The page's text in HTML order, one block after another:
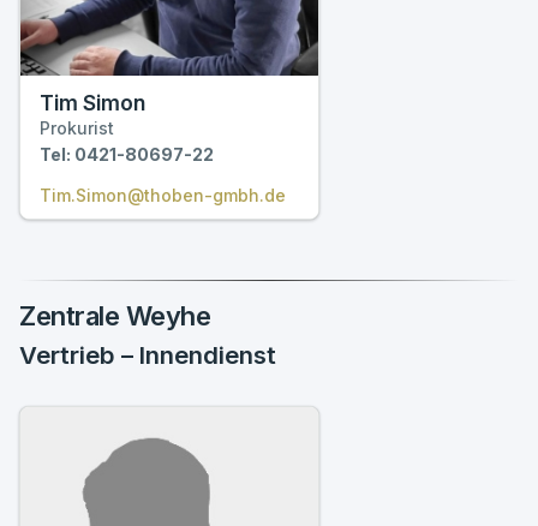
Tim Simon
Prokurist
Tel: 0421-80697-22
Tim.Simon@thoben-gmbh.de
Zentrale Weyhe
Vertrieb – Innendienst